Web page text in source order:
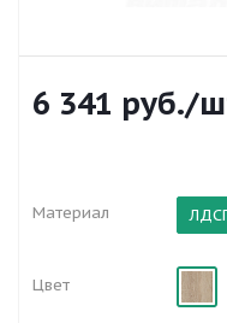
6 341 руб./
Материал
Цвет